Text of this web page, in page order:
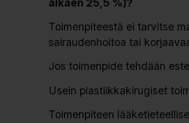
Toimenpiteestä ei tarvitse
sairaudenhoitoa tai
Jos toimenpide tehdään
Usein plastiikkakirugiset
Toimenpiteen